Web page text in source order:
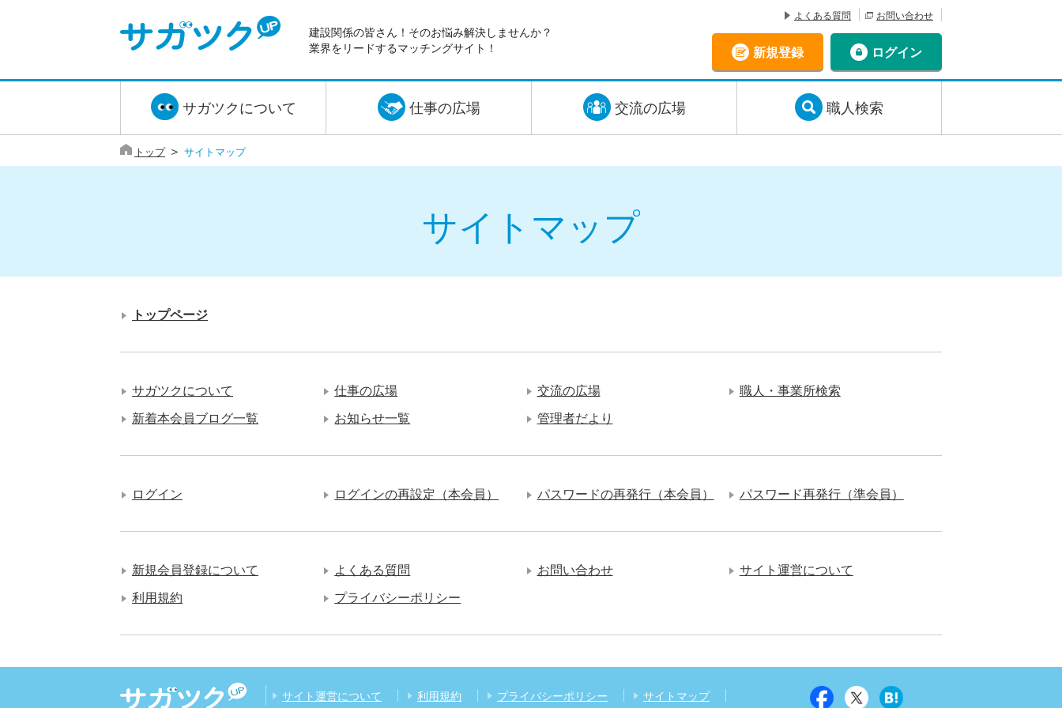
建設関係の皆さん！そのお悩み解決しませんか？
業界をリードするマッチングサイト！
よくある質問 お問い合わせ
新規登録 ログイン
サガツクについて 仕事の広場 交流の広場 職人検索
トップ＞ サイトマップ
サイトマップ
トップページ
サガツクについて 仕事の広場 交流の広場
職人・事業所検索
新着本会員ブログ一覧
お知らせ一覧 管理者だより
ログイン ログインの再設定（本会員） パスワードの再発行（本会員） パスワード再発行（準会員）
新規会員登録について よくある質問 お問い合わせ
サイト運営について
利用規約
プライバシーポリシー
サイト運営について 利用規約 プライバシーポリシー サイトマップ